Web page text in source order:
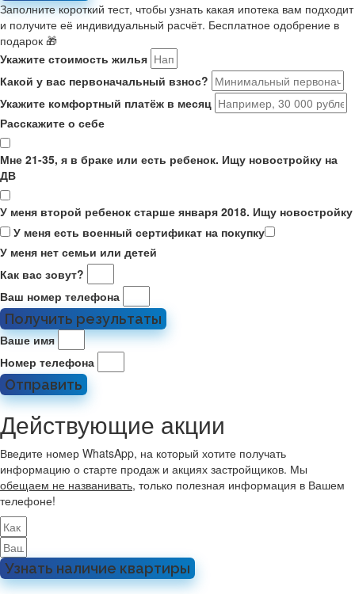
Заполните короткий тест, чтобы узнать какая ипотека вам подходит
и получите её индивидуальный расчёт. Бесплатное одобрение в
подарок 🎁
Укажите стоимость жилья
Какой у вас первоначальный взнос?
Укажите комфортный платёж в месяц
Расскажите о себе
Мне 21-35, я в браке или есть ребенок. Ищу новостройку на
ДВ
У меня второй ребенок старше января 2018. Ищу новостройку
У меня есть военный сертификат на покупку
У меня нет семьи или детей
Как вас зовут?
Ваш номер телефона
Получить результаты
Ваше имя
Номер телефона
Отправить
Действующие акции
Введите номер WhatsApp, на который хотите получать
информацию о старте продаж и акциях застройщиков. Мы
обещаем не названивать, только полезная информация в Вашем
телефоне!
Узнать наличие квартиры